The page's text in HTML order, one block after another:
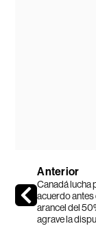
Anterior
Canadá lucha
acuerdo antes
arancel del
agrave la